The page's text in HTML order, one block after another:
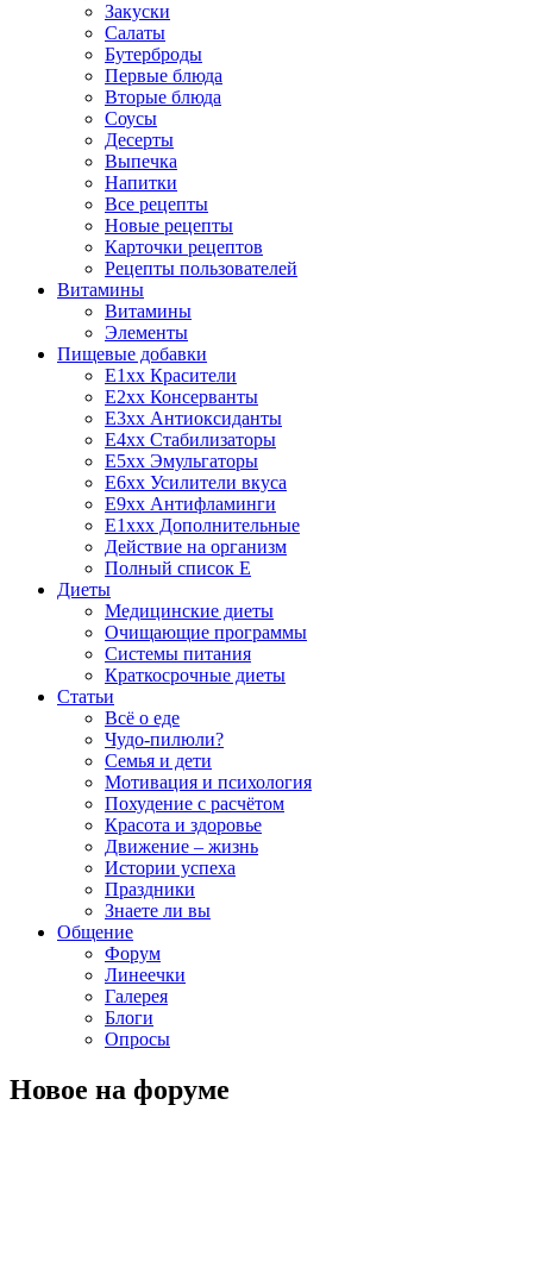
Закуски
Салаты
Бутерброды
Первые блюда
Вторые блюда
Соусы
Десерты
Выпечка
Напитки
Все рецепты
Новые рецепты
Карточки рецептов
Рецепты пользователей
Витамины
Витамины
Элементы
Пищевые добавки
E1xx Красители
E2xx Консерванты
E3xx Антиоксиданты
E4xx Стабилизаторы
E5xx Эмульгаторы
E6xx Усилители вкуса
E9xx Антифламинги
E1xxx Дополнительные
Действие на организм
Полный список E
Диеты
Медицинские диеты
Очищающие программы
Системы питания
Краткосрочные диеты
Статьи
Всё о еде
Чудо-пилюли?
Семья и дети
Мотивация и психология
Похудение с расчётом
Красота и здоровье
Движение – жизнь
Истории успеха
Праздники
Знаете ли вы
Общение
Форум
Линеечки
Галерея
Блоги
Опросы
Новое на форуме